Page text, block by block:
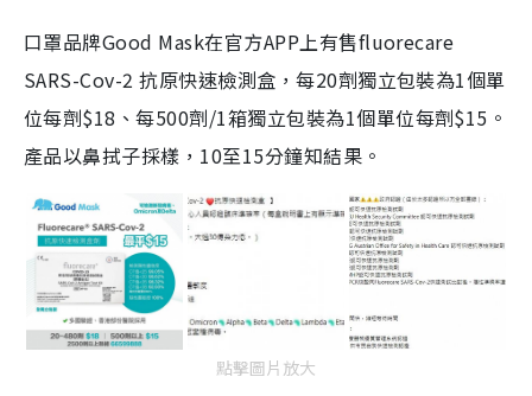
口罩品牌Good Mask在官方APP上有售fluorecare
SARS-Cov-2 抗原快速檢測盒，每20劑獨立包裝為1個單
位每劑$18、每500劑/1箱獨立包裝為1個單位每劑$15。
產品以鼻拭子採樣，10至15分鐘知結果。
點擊圖片放大